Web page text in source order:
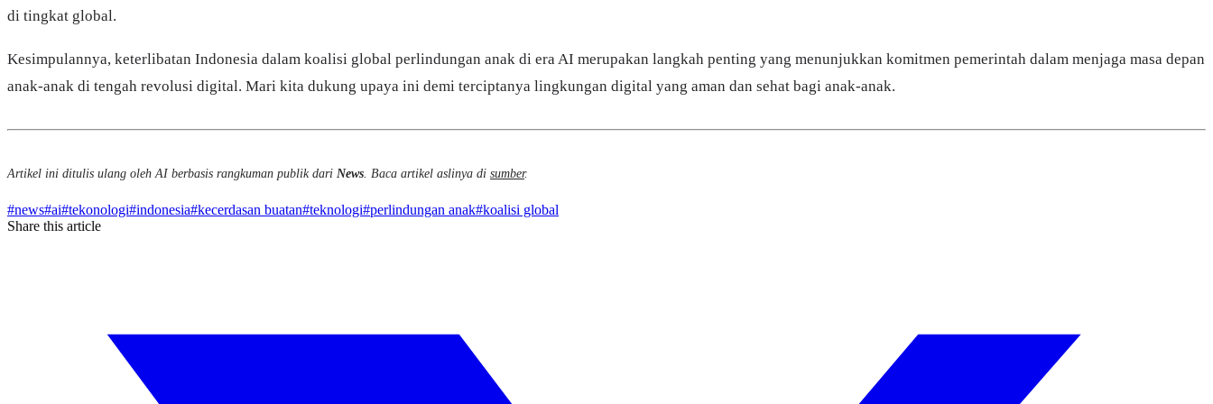
di tingkat global.
Kesimpulannya, keterlibatan Indonesia dalam koalisi global perlindungan anak di era AI merupakan langkah penting yang menunjukkan komitmen pemerintah dalam menjaga masa depan
anak-anak di tengah revolusi digital. Mari kita dukung upaya ini demi terciptanya lingkungan digital yang aman dan sehat bagi anak-anak.
Artikel ini ditulis ulang oleh AI berbasis rangkuman publik dari News . Baca artikel aslinya di sumber.
#news#ai#tekonologi#indonesia#kecerdasan buatan#teknologi#perlindungan anak#koalisi global
Share this article